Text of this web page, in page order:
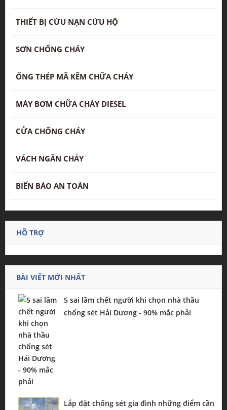
THIẾT BỊ CỨU NẠN CỨU HỘ
SƠN CHỐNG CHÁY
ỐNG THÉP MÃ KẼM CHỮA CHÁY
MÁY BƠM CHỮA CHÁY DIESEL
CỬA CHỐNG CHÁY
VÁCH NGĂN CHÁY
BIỂN BÁO AN TOÀN
HỖ TRỢ
BÀI VIẾT MỚI NHẤT
5 sai lầm chết người khi chọn nhà thầu
chống sét Hải Dương - 90% mắc phải
Lắp đặt chống sét gia đình những điểm cần